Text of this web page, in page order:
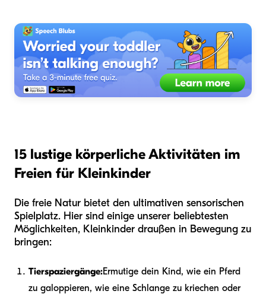
15 lustige körperliche Aktivitäten im
Freien für Kleinkinder
Die freie Natur bietet den ultimativen sensorischen
Spielplatz. Hier sind einige unserer beliebtesten
Möglichkeiten, Kleinkinder draußen in Bewegung zu
bringen:
Tierspaziergänge:Ermutige dein Kind, wie ein Pferd
zu galoppieren, wie eine Schlange zu kriechen oder